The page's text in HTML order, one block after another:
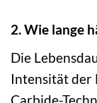
2. Wie lange
Die
Intensität der
Carbide-